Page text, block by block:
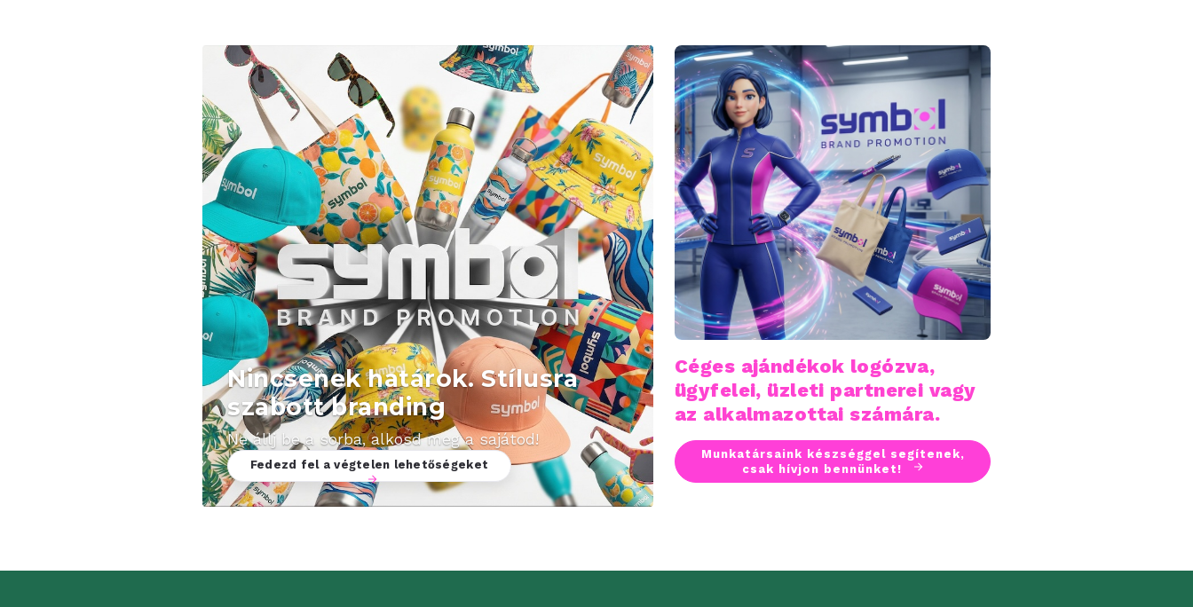
Nincsenek határok. Stílusra
szabott branding
Ne állj be a sorba, alkosd meg a sajátod!
Fedezd fel a végtelen lehetőségeket
Céges ajándékok logózva,
ügyfelei, üzleti partnerei vagy
az alkalmazottai számára.
Munkatársaink készséggel segítenek,
csak hívjon bennünket!